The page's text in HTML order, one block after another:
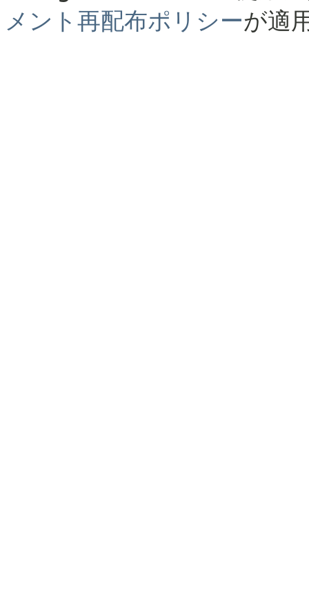
メント再配布ポリシーが適